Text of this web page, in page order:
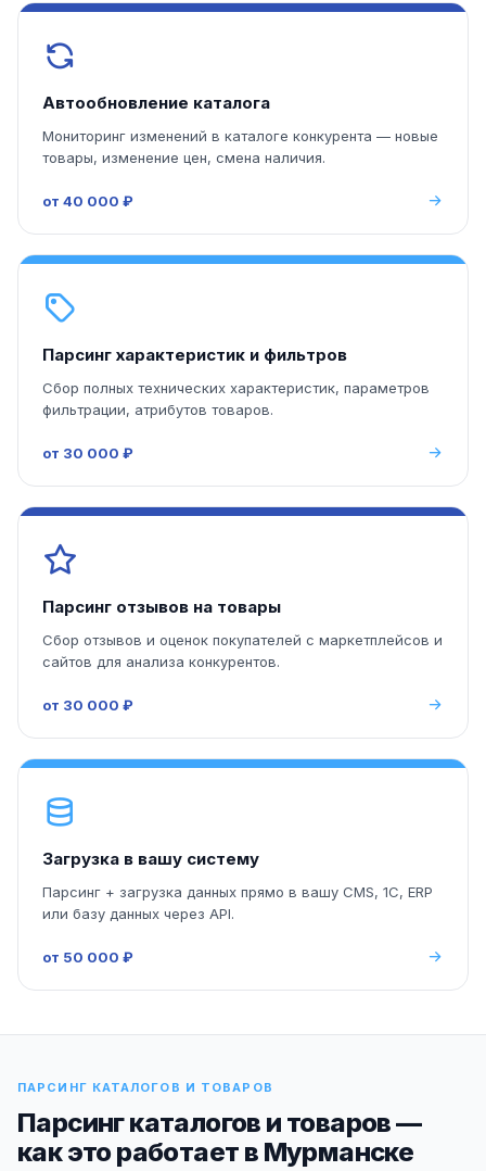
Автообновление каталога
Мониторинг изменений в каталоге конкурента — новые
товары, изменение цен, смена наличия.
от 40 000 ₽
Парсинг характеристик и фильтров
Сбор полных технических характеристик, параметров
фильтрации, атрибутов товаров.
от 30 000 ₽
Парсинг отзывов на товары
Сбор отзывов и оценок покупателей с маркетплейсов и
сайтов для анализа конкурентов.
от 30 000 ₽
Загрузка в вашу систему
Парсинг + загрузка данных прямо в вашу CMS, 1С, ERP
или базу данных через API.
от 50 000 ₽
ПАРСИНГ КАТАЛОГОВ И ТОВАРОВ
Парсинг каталогов и товаров —
как это работает в Мурманске